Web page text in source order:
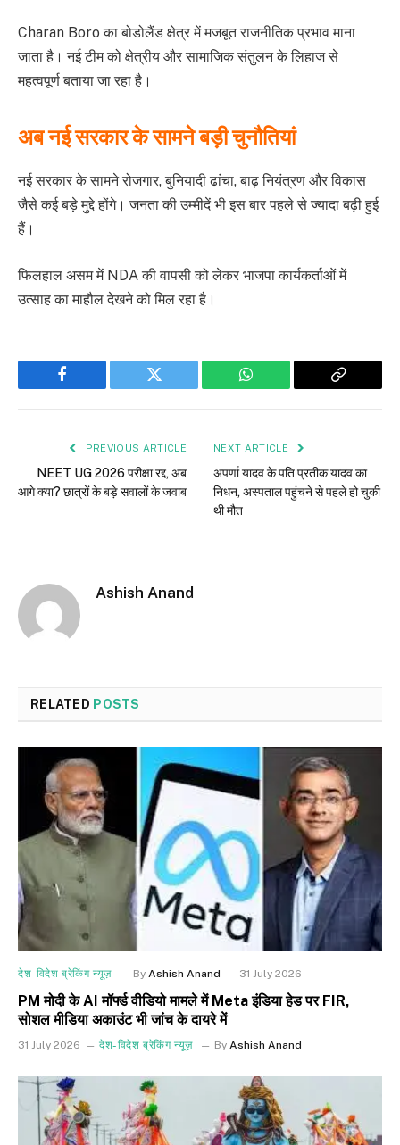
Charan Boro का बोडोलैंड क्षेत्र में मजबूत राजनीतिक प्रभाव माना
जाता है। नई टीम को क्षेत्रीय और सामाजिक संतुलन के लिहाज से
महत्वपूर्ण बताया जा रहा है।
अब नई सरकार के सामने बड़ी चुनौतियां
नई सरकार के सामने रोजगार, बुनियादी ढांचा, बाढ़ नियंत्रण और विकास
जैसे कई बड़े मुद्दे होंगे। जनता की उम्मीदें भी इस बार पहले से ज्यादा बढ़ी हुई
हैं।
फिलहाल असम में NDA की वापसी को लेकर भाजपा कार्यकर्ताओं में
उत्साह का माहौल देखने को मिल रहा है।
Facebook Twitter WhatsApp
Copy
PREVIOUS ARTICLE
NEET UG 2026 परीक्षा रद्द, अब
आगे क्या? छात्रों के बड़े सवालों के जवाब
NEXT ARTICLE
अपर्णा यादव के पति प्रतीक यादव का
निधन, अस्पताल पहुंचने से पहले हो चुकी
थी मौत
Ashish Anand
RELATED POSTS
देश-विदेश ब्रेकिंग न्यूज़ By Ashish Anand 31 July 2026
PM मोदी के AI मॉर्फ्ड वीडियो मामले में Meta इंडिया हेड पर FIR,
सोशल मीडिया अकाउंट भी जांच के दायरे में
31 July 2026 देश-विदेश ब्रेकिंग न्यूज़ By Ashish Anand